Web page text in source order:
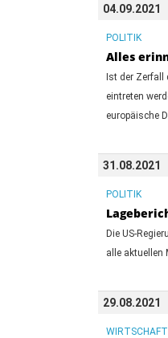
04.09.2021
POLITIK
Alles
Ist der
eintreten
europäische
31.08.2021
POLITIK
Die US-
alle aktuellen
29.08.2021
WIRTSCHAFT